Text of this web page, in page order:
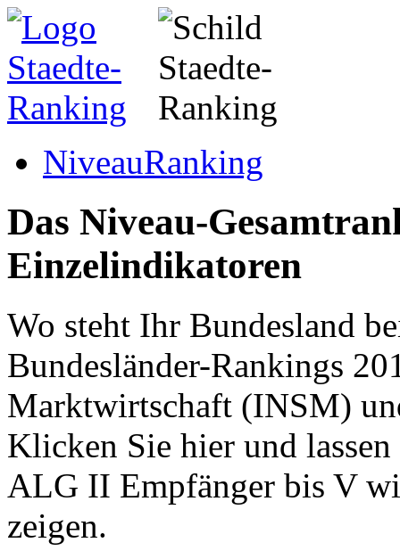
NiveauRanking
Das Niveau-
Einzelindikatoren
Wo steht Ihr Bundesland
Bundesländer-Rankings
Marktwirtschaft (INSM)
Klicken Sie hier und
ALG II Empfänger bis V
zeigen.